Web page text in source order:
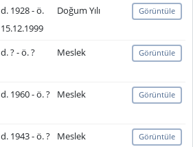
d. 1928 - ö.
15.12.1999
Doğum Yılı Görüntüle
d. ? - ö. ? Meslek Görüntüle
d. 1960 - ö. ? Meslek Görüntüle
d. 1943 - ö. ? Meslek Görüntüle